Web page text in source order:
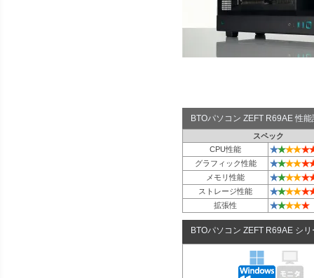
BTOパソコン ZEFT R69AE 性
スペック
CPU性能
★★★★★
グラフィック性能 ★★★★★
メモリ性能 ★★★★★
ストレージ性能 ★★★★★
拡張性 ★★★★★
BTOパソコン ZEFT R69AE シリ